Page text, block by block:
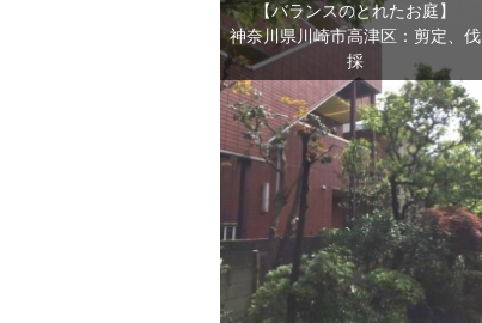
【バランスのとれたお庭】
神奈川県川崎市高津区：剪定、伐
採